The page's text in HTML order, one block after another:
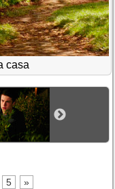
casa
5 »